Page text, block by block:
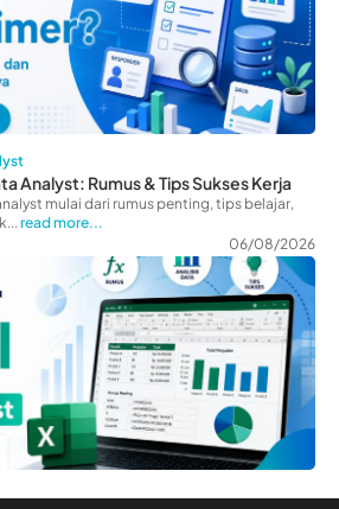
Analyst: Rumus & Tips Sukses Kerja
mulai dari rumus penting, tips belajar,
read more...
06/08/2026